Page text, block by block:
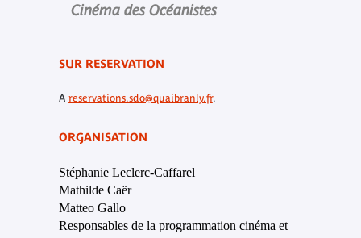
Cinéma des Océanistes
SUR RESERVATION
A reservations.sdo@quaibranly.fr.
ORGANISATION
Stéphanie Leclerc-Caffarel
Mathilde Caër
Matteo Gallo
Responsables de la programmation cinéma et